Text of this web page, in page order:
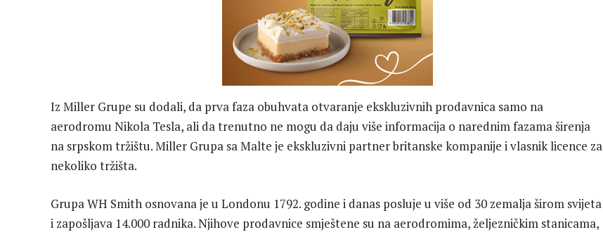
Iz Miller Grupe su dodali, da prva faza obuhvata otvaranje ekskluzivnih prodavnica samo na
aerodromu Nikola Tesla, ali da trenutno ne mogu da daju više informacija o narednim fazama širenja
na srpskom tržištu. Miller Grupa sa Malte je ekskluzivni partner britanske kompanije i vlasnik licence za
nekoliko tržišta.
Grupa WH Smith osnovana je u Londonu 1792. godine i danas posluje u više od 30 zemalja širom svijeta
i zapošljava 14.000 radnika. Njihove prodavnice smještene su na aerodromima, željezničkim stanicama,